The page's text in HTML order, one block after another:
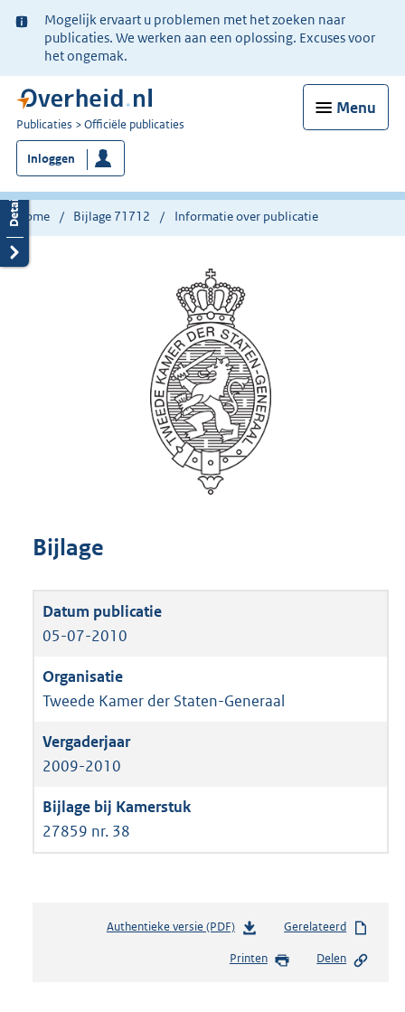
Ter
informatie:
Mogelijk ervaart u problemen met het zoeken naar
publicaties. We werken aan een oplossing. Excuses voor
het ongemak.
Menu
U
bent
nu
hier:
Publicaties Officiële publicaties
Inloggen
Home Bijlage 71712 Informatie over publicatie
Bijlage
05-07-2010
Tweede Kamer der Staten-Generaal
2009-2010
27859 nr. 38
Authentieke versie (PDF)b
s
Gerelateerd
Printen Delen